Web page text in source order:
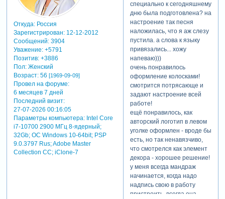
Откуда:Россия
Зарегистрирован: 12-12-2012
Сообщений:3904
Уважение: +5791
Позитив: +3886
Пол:Женский
Возраст:56 [1969-09-09]
Провел на форуме:
6 месяцев 7 дней
Последний визит:
27-07-2026 00:16:05
Параметры компьютера:Intel Core
i7-10700 2900 МГц 8-ядерный;
32Gb; ОС Windows 10-64bit; PSP
9.0.3797 Rus; Adobe Master
Collection СС; iClone-7
специально к сегодняшнему
дню была подготовлена? на
настроение так песня
наложилась, что я аж слезу
пустила. а слова к языку
привязались... хожу
напеваю)))
очень понравилось
оформление колосками!
смотрится потрясающе и
задают настроение всей
работе!
ещё понравилось, как
авторский логотип в левом
уголке оформлен - вроде бы
есть, но так ненавязчиво,
что смотрелся как элемент
декора - хорошее решение!
у меня всегда мандраж
начинается, когда надо
надпись свою в работу
пристроить, всегда она